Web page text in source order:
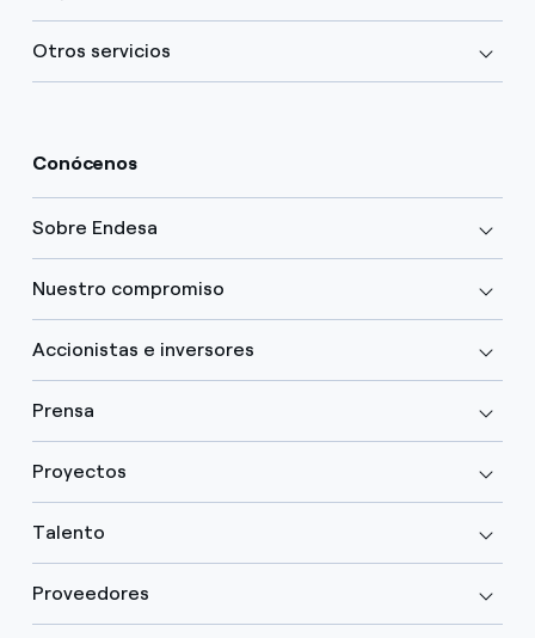
Otros servicios
Conócenos
Sobre Endesa
Nuestro compromiso
Accionistas e inversores
Prensa
Proyectos
Talento
Proveedores